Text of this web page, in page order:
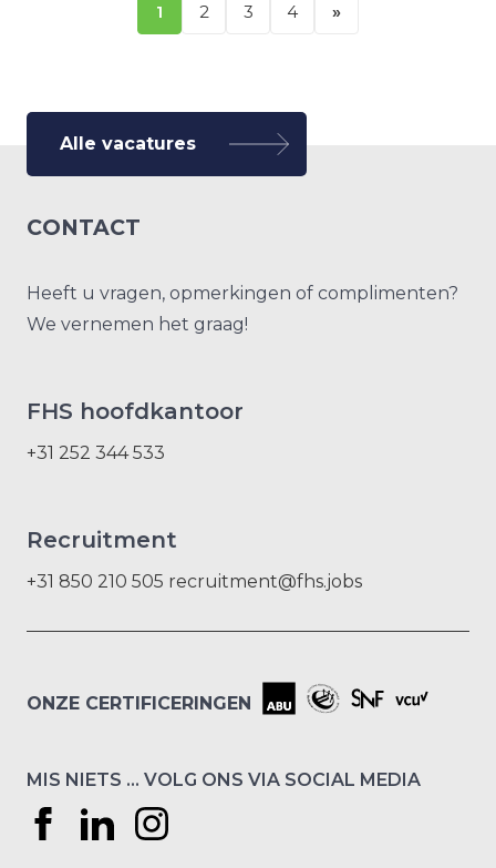
1 2 3 4 »
Alle vacatures
CONTACT
Heeft u vragen, opmerkingen of complimenten?
We vernemen het graag!
FHS hoofdkantoor
+31 252 344 533
Recruitment
+31 850 210 505 recruitment@fhs.jobs
ONZE CERTIFICERINGEN
MIS NIETS … VOLG ONS VIA SOCIAL MEDIA